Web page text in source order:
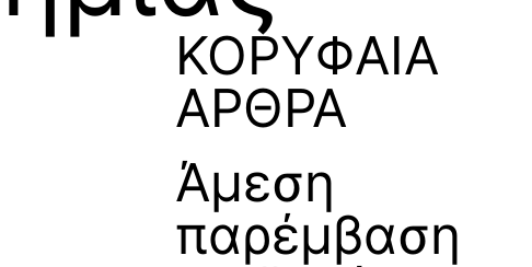
ΚΟΡΥΦΑΙΑ
ΑΡΘΡΑ
Άμεση
παρέμβαση